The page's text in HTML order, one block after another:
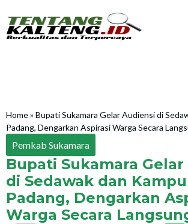
Home» Bupati Sukamara Gelar Audiensi di
Padang, Dengarkan Aspirasi Warga Secara
Pemkab Sukamara
Bupati Sukamara
di Sedawak dan
Padang, Dengarkan
Warga Secara